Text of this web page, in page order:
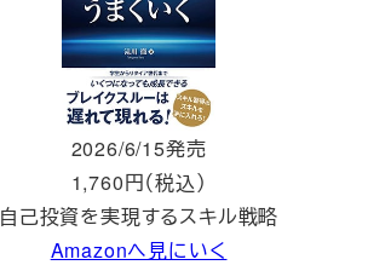
2026/6/15発売
1,760円（税込）
自己投資を実現するスキル戦略
Amazonへ見にいく